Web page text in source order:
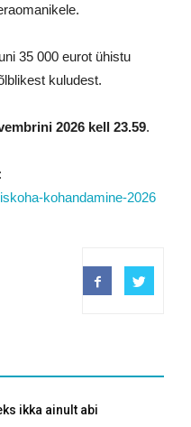
35 000 eurot ühistu
kuludest.
2026 kell 23.59.
kohandamine-2026
ikka ainult abi